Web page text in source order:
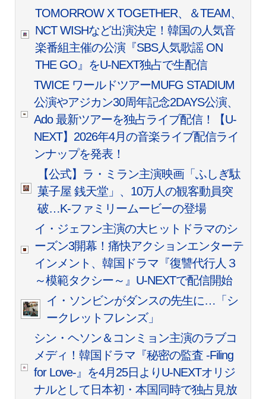
TOMORROW X TOGETHER、＆TEAM、
NCT WISHなど出演決定！韓国の人気音
楽番組主催の公演『SBS人気歌謡 ON
THE GO』をU-NEXT独占で生配信
TWICE ワールドツアーMUFG STADIUM
公演やアジカン30周年記念2DAYS公演、
Ado 最新ツアーを独占ライブ配信！【U-
NEXT】2026年4月の音楽ライブ配信ライ
ンナップを発表！
【公式】ラ・ミラン主演映画「ふしぎ駄
菓子屋 銭天堂」、10万人の観客動員突
破…K-ファミリームービーの登場
イ・ジェフン主演の大ヒットドラマのシ
ーズン3開幕！痛快アクションエンターテ
インメント、韓国ドラマ『復讐代行人３
～模範タクシー～』U-NEXTで配信開始
イ・ソンビンがダンスの先生に…「シ
ークレットフレンズ」
シン・ヘソン＆コンミョン主演のラブコ
メディ！韓国ドラマ『秘密の監査 -Filing
for Love-』を4月25日よりU-NEXTオリジ
ナルとして日本初・本国同時で独占見放